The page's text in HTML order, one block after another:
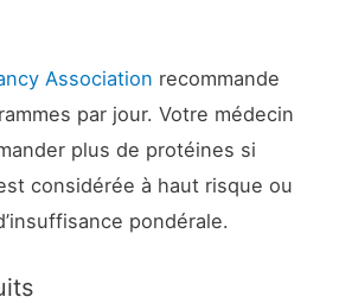
Association recommande
par jour. Votre médecin
plus de protéines si
considérée à haut risque ou
pondérale.